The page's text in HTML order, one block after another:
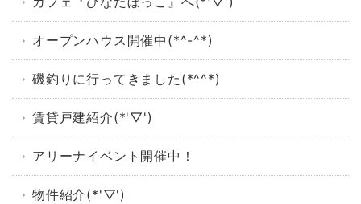
オープンハウス開催中(*^-^*)
磯釣りに行ってきました(*^^*)
賃貸戸建紹介(*'▽')
アリーナイベント開催中！
物件紹介(*'▽')